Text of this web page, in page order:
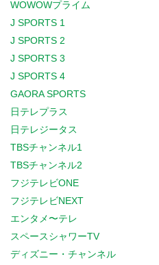
WOWOWプライム
J SPORTS 1
J SPORTS 2
J SPORTS 3
J SPORTS 4
GAORA SPORTS
日テレプラス
日テレジータス
TBSチャンネル1
TBSチャンネル2
フジテレビONE
フジテレビNEXT
エンタメ〜テレ
スペースシャワーTV
ディズニー・チャンネル